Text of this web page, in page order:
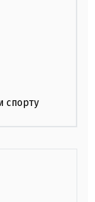
спорту